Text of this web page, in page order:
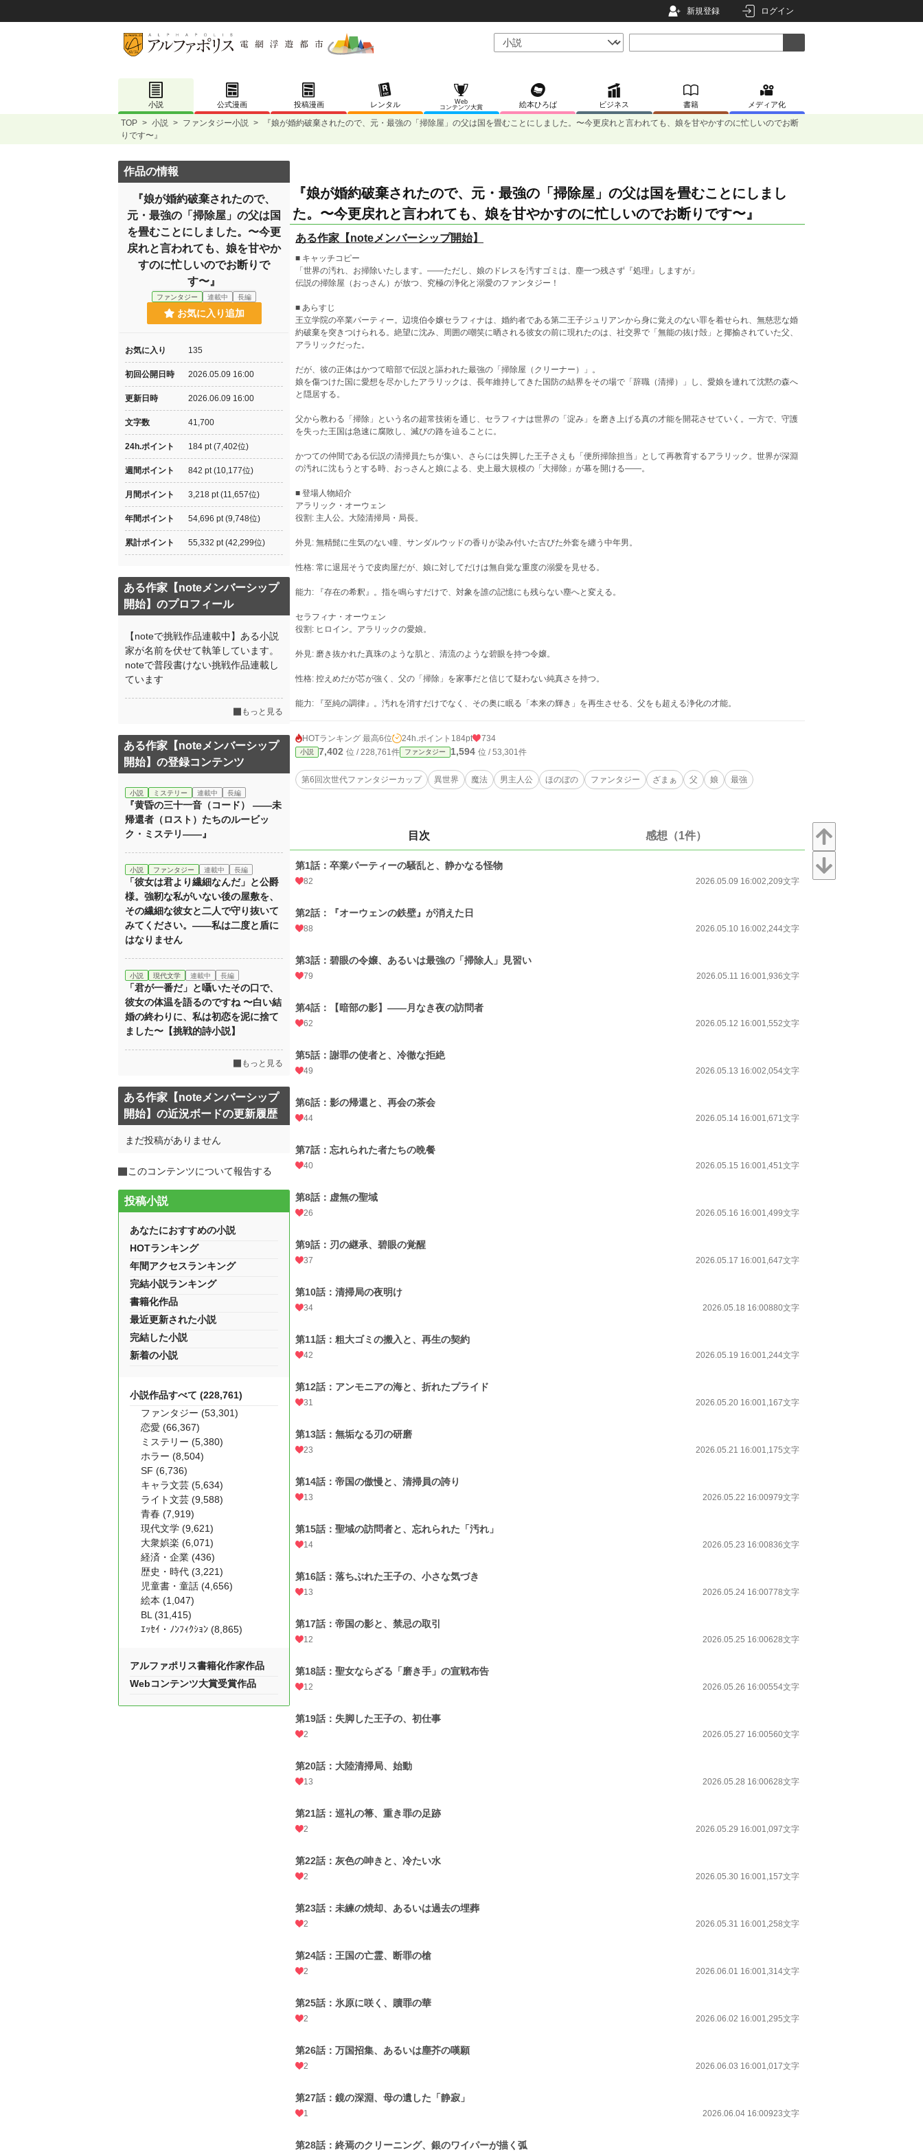
新規登録 ログイン
小説 公式漫画 投稿漫画 レンタル
Web
コンテンツ大賞
絵本ひろば ビジネス 書籍 メディア化
TOP > 小説 > ファンタジー小説 >
『娘が婚約破棄されたので、元・最強の「掃除屋」の父は国を畳むことにしました。〜今更戻れと言われても、娘を甘やかすのに忙しいのでお断
りです〜』
『娘が婚約破棄されたので、元・最強の「掃除屋」の父は国を畳むことにしまし
た。〜今更戻れと言われても、娘を甘やかすのに忙しいのでお断りです〜』
ある作家【noteメンバーシップ開始】
■ キャッチコピー
「世界の汚れ、お掃除いたします。――ただし、娘のドレスを汚すゴミは、塵一つ残さず『処理』しますが」
伝説の掃除屋（おっさん）が放つ、究極の浄化と溺愛のファンタジー！
■ あらすじ
王立学院の卒業パーティー。辺境伯令嬢セラフィナは、婚約者である第二王子ジュリアンから身に覚えのない罪を着せられ、無慈悲な婚
約破棄を突きつけられる。絶望に沈み、周囲の嘲笑に晒される彼女の前に現れたのは、社交界で「無能の抜け殻」と揶揄されていた父、
アラリックだった。
だが、彼の正体はかつて暗部で伝説と謳われた最強の「掃除屋（クリーナー）」。
娘を傷つけた国に愛想を尽かしたアラリックは、長年維持してきた国防の結界をその場で「辞職（清掃）」し、愛娘を連れて沈黙の森へ
と隠居する。
父から教わる「掃除」という名の超常技術を通じ、セラフィナは世界の「淀み」を磨き上げる真の才能を開花させていく。一方で、守護
を失った王国は急速に腐敗し、滅びの路を辿ることに。
かつての仲間である伝説の清掃員たちが集い、さらには失脚した王子さえも「便所掃除担当」として再教育するアラリック。世界が深淵
の汚れに沈もうとする時、おっさんと娘による、史上最大規模の「大掃除」が幕を開ける――。
■ 登場人物紹介
アラリック・オーウェン
役割: 主人公。大陸清掃局・局長。
外見: 無精髭に生気のない瞳、サンダルウッドの香りが染み付いた古びた外套を纏う中年男。
性格: 常に退屈そうで皮肉屋だが、娘に対してだけは無自覚な重度の溺愛を見せる。
能力: 『存在の希釈』。指を鳴らすだけで、対象を誰の記憶にも残らない塵へと変える。
セラフィナ・オーウェン
役割: ヒロイン。アラリックの愛娘。
外見: 磨き抜かれた真珠のような肌と、清流のような碧眼を持つ令嬢。
性格: 控えめだが芯が強く、父の「掃除」を家事だと信じて疑わない純真さを持つ。
能力: 『至純の調律』。汚れを消すだけでなく、その奥に眠る「本来の輝き」を再生させる、父をも超える浄化の才能。
HOTランキング 最高6位 24h.ポイント 184pt 734
小説 7,402 位 / 228,761件 ファンタジー 1,594 位 / 53,301件
第6回次世代ファンタジーカップ 異世界 魔法 男主人公 ほのぼの ファンタジー ざまぁ 父 娘 最強
目次 感想（1件）
第1話：卒業パーティーの騒乱と、静かなる怪物
82 2026.05.09 16:002,209文字
第2話：『オーウェンの鉄壁』が消えた日
88 2026.05.10 16:002,244文字
第3話：碧眼の令嬢、あるいは最強の「掃除人」見習い
79 2026.05.11 16:001,936文字
第4話：【暗部の影】――月なき夜の訪問者
62 2026.05.12 16:001,552文字
第5話：謝罪の使者と、冷徹な拒絶
49 2026.05.13 16:002,054文字
第6話：影の帰還と、再会の茶会
44 2026.05.14 16:001,671文字
第7話：忘れられた者たちの晩餐
40 2026.05.15 16:001,451文字
第8話：虚無の聖域
26 2026.05.16 16:001,499文字
第9話：刃の継承、碧眼の覚醒
37 2026.05.17 16:001,647文字
第10話：清掃局の夜明け
34 2026.05.18 16:00880文字
第11話：粗大ゴミの搬入と、再生の契約
42 2026.05.19 16:001,244文字
第12話：アンモニアの海と、折れたプライド
31 2026.05.20 16:001,167文字
第13話：無垢なる刃の研磨
23 2026.05.21 16:001,175文字
第14話：帝国の傲慢と、清掃員の誇り
13 2026.05.22 16:00979文字
第15話：聖域の訪問者と、忘れられた「汚れ」
14 2026.05.23 16:00836文字
第16話：落ちぶれた王子の、小さな気づき
13 2026.05.24 16:00778文字
第17話：帝国の影と、禁忌の取引
12 2026.05.25 16:00628文字
第18話：聖女ならざる「磨き手」の宣戦布告
12 2026.05.26 16:00554文字
第19話：失脚した王子の、初仕事
2 2026.05.27 16:00560文字
第20話：大陸清掃局、始動
13 2026.05.28 16:00628文字
第21話：巡礼の箒、重き罪の足跡
2 2026.05.29 16:001,097文字
第22話：灰色の呻きと、冷たい水
2 2026.05.30 16:001,157文字
第23話：未練の焼却、あるいは過去の埋葬
2 2026.05.31 16:001,258文字
第24話：王国の亡霊、断罪の槍
2 2026.06.01 16:001,314文字
第25話：氷原に咲く、贖罪の華
2 2026.06.02 16:001,295文字
第26話：万国招集、あるいは塵芥の嘆願
2 2026.06.03 16:001,017文字
第27話：鏡の深淵、母の遺した「静寂」
1 2026.06.04 16:00923文字
第28話：終焉のクリーニング、銀のワイパーが描く弧
作品の情報
『娘が婚約破棄されたので、
元・最強の「掃除屋」の父は国
を畳むことにしました。〜今更
戻れと言われても、娘を甘やか
すのに忙しいのでお断りで
す〜』
ファンタジー 連載中 長編
お気に入り追加
お気に入り 135
初回公開日時 2026.05.09 16:00
更新日時 2026.06.09 16:00
文字数 41,700
24h.ポイント 184 pt (7,402位)
週間ポイント 842 pt (10,177位)
月間ポイント 3,218 pt (11,657位)
年間ポイント 54,696 pt (9,748位)
累計ポイント 55,332 pt (42,299位)
ある作家【noteメンバーシップ
開始】のプロフィール
【noteで挑戦作品連載中】ある小説
家が名前を伏せて執筆しています。
noteで普段書けない挑戦作品連載し
ています
もっと見る
ある作家【noteメンバーシップ
開始】の登録コンテンツ
小説 ミステリー 連載中 長編
『黄昏の三十一音（コード） ――未
帰還者（ロスト）たちのルービッ
ク・ミステリ――』
小説 ファンタジー 連載中 長編
「彼女は君より繊細なんだ」と公爵
様。強靭な私がいない後の屋敷を、
その繊細な彼女と二人で守り抜いて
みてください。――私は二度と盾に
はなりません
小説 現代文学 連載中 長編
「君が一番だ」と囁いたその口で、
彼女の体温を語るのですね 〜白い結
婚の終わりに、私は初恋を泥に捨て
ました〜【挑戦的詩小説】
もっと見る
ある作家【noteメンバーシップ
開始】の近況ボードの更新履歴
まだ投稿がありません
このコンテンツについて報告する
投稿小説
あなたにおすすめの小説
HOTランキング
年間アクセスランキング
完結小説ランキング
書籍化作品
最近更新された小説
完結した小説
新着の小説
小説作品すべて (228,761)
ファンタジー (53,301)
恋愛 (66,367)
ミステリー (5,380)
ホラー (8,504)
SF (6,736)
キャラ文芸 (5,634)
ライト文芸 (9,588)
青春 (7,919)
現代文学 (9,621)
大衆娯楽 (6,071)
経済・企業 (436)
歴史・時代 (3,221)
児童書・童話 (4,656)
絵本 (1,047)
BL (31,415)
ｴｯｾｲ・ﾉﾝﾌｨｸｼｮﾝ (8,865)
アルファポリス書籍化作家作品
Webコンテンツ大賞受賞作品